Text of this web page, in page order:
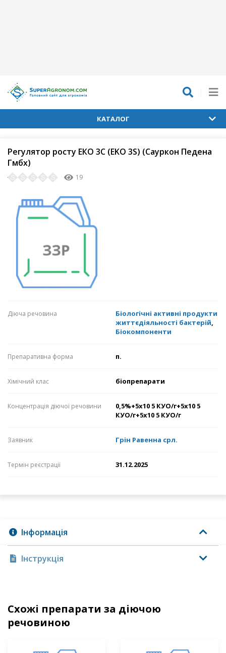
КАТАЛОГ
Регулятор росту ЕКО 3С (EKO 3S) (Сауркон Педена
Гмбх)
19
Діюча речовина
Біологічні активні продукти
життєдіяльності бактерій,
Біокомпоненти
Препаративна форма п.
Хімічний клас біопрепарати
Концентрація діючої речовини
0,5%+5х10 5 КУО/г+5х10 5
КУО/г+5х10 5 КУО/г
Заявник Грін Равенна срл.
Термін реєстрації 31.12.2025
Інформація
Інструкція
Схожі препарати за діючою
речовиною